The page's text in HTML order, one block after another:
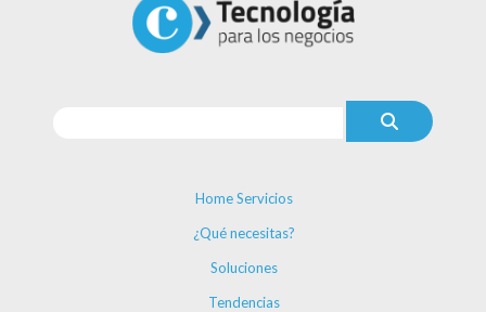
Home Servicios
¿Qué necesitas?
Soluciones
Tendencias